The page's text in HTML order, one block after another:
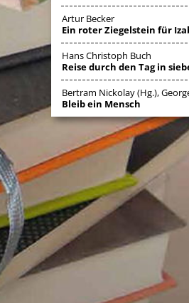
Artur Becker
Ein roter Ziegelstein für
Hans Christoph Buch
Reise durch den Tag in
Bertram Nickolay (Hg.),
Bleib ein Mensch